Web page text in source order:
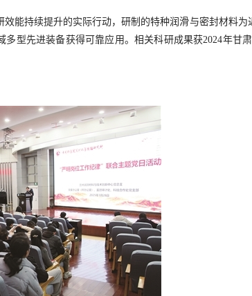
能持续提升的实际行动，研制的特种润滑与密封材料为
型先进装备获得可靠应用。相关科研成果获2024年甘